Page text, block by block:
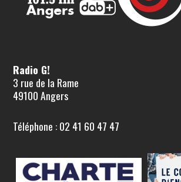
Radio G!
3 rue de la Rame
49100 Angers
Téléphone : 02 41 60 47 47